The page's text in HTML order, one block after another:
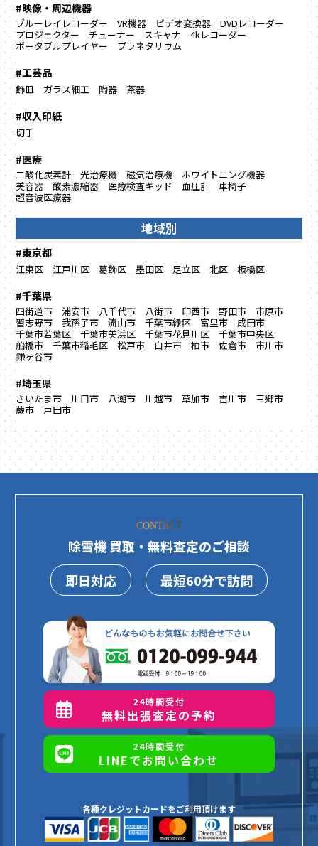
#映像・周辺機器
ブルーレイレコーダー VR機器 ビデオ変換器
DVDレコーダー
プロジェクター
チューナー スキャナ
4kレコーダー
ポータブルプレイヤー
プラネタリウム
#工芸品
飾皿 ガラス細工 陶器 茶器
#収入印紙
切手
#医療
二酸化炭素計 光治療機 磁気治療機
ホワイトニング機器
美容器
酸素濃縮器 医療検査キッド 血圧計
車椅子
超音波医療器
地域別
#東京都
江東区 江戸川区 葛飾区 墨田区 足立区 北区 板橋区
#千葉県
四街道市 浦安市 八千代市 八街市 印西市 野田市
市原市
習志野市
我孫子市 流山市 千葉市緑区 富里市
成田市
千葉市若葉区
千葉市美浜区 千葉市花見川区
千葉市中央区
船橋市
千葉市稲毛区 松戸市 白井市 柏市 佐倉市
市川市
鎌ヶ谷市
#埼玉県
さいたま市 川口市 八潮市 川越市 草加市 吉川市
三郷市
蕨市
戸田市
CONTACT
除雪機 買取・無料査定のご相談
即日対応
最短60分で訪問
24時間受付
無料出張査定の予約
24時間受付
LINEでお問い合わせ
各種クレジットカードをご利用頂けます